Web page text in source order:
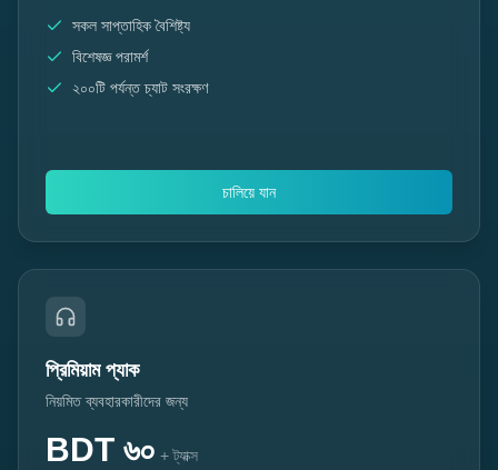
সকল সাপ্তাহিক বৈশিষ্ট্য
বিশেষজ্ঞ পরামর্শ
২০০টি পর্যন্ত চ্যাট সংরক্ষণ
চালিয়ে যান
প্রিমিয়াম প্যাক
নিয়মিত ব্যবহারকারীদের জন্য
BDT ৬০ + ট্যাক্স